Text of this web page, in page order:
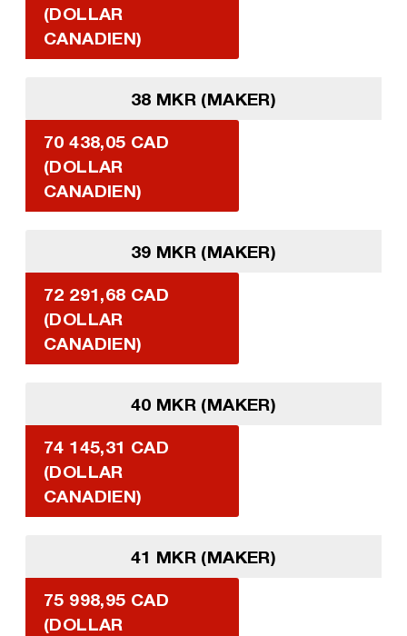
(DOLLAR
CANADIEN)
38 MKR (MAKER)
70 438,05 CAD
(DOLLAR
CANADIEN)
39 MKR (MAKER)
72 291,68 CAD
(DOLLAR
CANADIEN)
40 MKR (MAKER)
74 145,31 CAD
(DOLLAR
CANADIEN)
41 MKR (MAKER)
75 998,95 CAD
(DOLLAR